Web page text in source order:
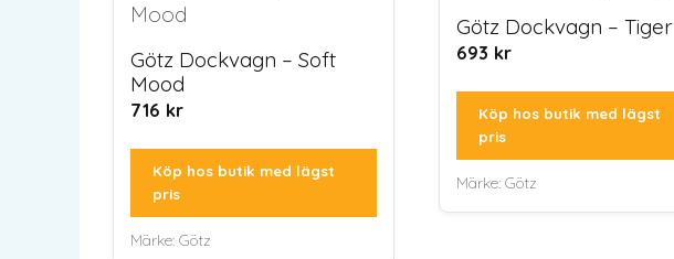
Götz Dockvagn – Soft
Mood
716 kr
Köp hos butik med lägst
pris
Märke: Götz
Götz Dockvagn – Tiger
693 kr
Köp hos butik med lägst
pris
Märke: Götz